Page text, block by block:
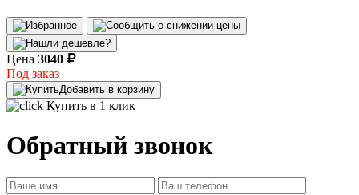
Цена 3040
Под заказ
Добавить в корзину
Купить в 1 клик
Обратный звонок